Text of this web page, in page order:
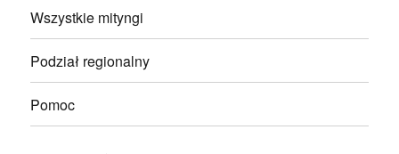
Wszystkie mityngi
Podział regionalny
Pomoc